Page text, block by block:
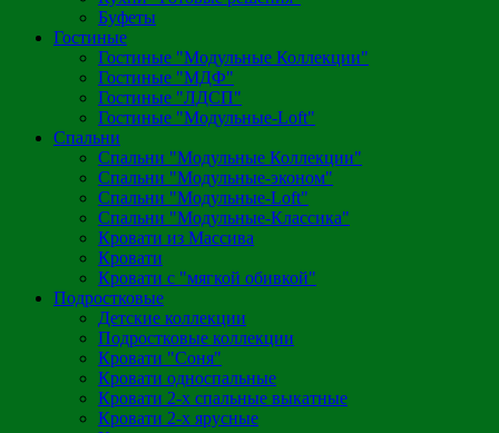
Буфеты
Гостиные
Гостиные "Модульные Коллекции"
Гостиные "МДФ"
Гостиные "ЛДСП"
Гостиные "Модульные-Loft"
Спальни
Спальни "Модульные Коллекции"
Спальни "Модульные-эконом"
Спальни "Модульные-Loft"
Спальни "Модульные-Классика"
Кровати из Массива
Кровати
Кровати с "мягкой обивкой"
Подростковые
Детские коллекции
Подростковые коллекции
Кровати "Соня"
Кровати односпальные
Кровати 2-х спальные выкатные
Кровати 2-х ярусные